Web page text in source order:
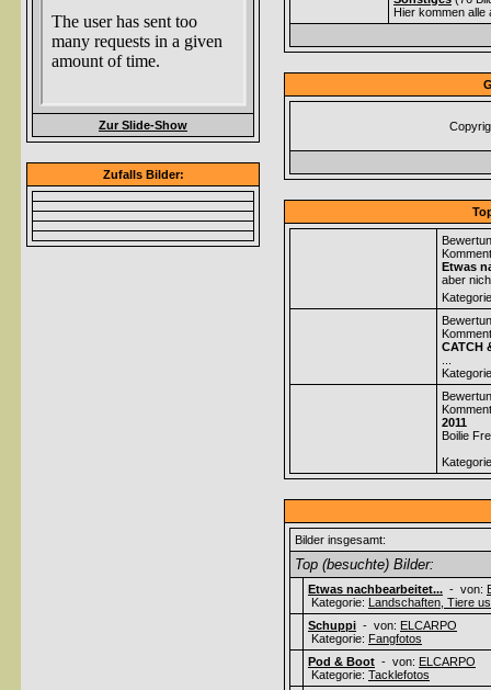
Zur Slide-Show
Zufalls Bilder:
Hier kommen alle
Etwas
aber
CATCH
2011
Boilie
Bilder insgesamt:
Top (besuchte) Bilder:
Etwas nachbearbeitet... - von:
Kategorie: Landschaften, Tiere
Schuppi - von: ELCARPO
Kategorie: Fangfotos
Pod & Boot - von: ELCARPO
Kategorie: Tacklefotos